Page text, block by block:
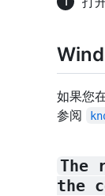
如果您
参阅
The
the